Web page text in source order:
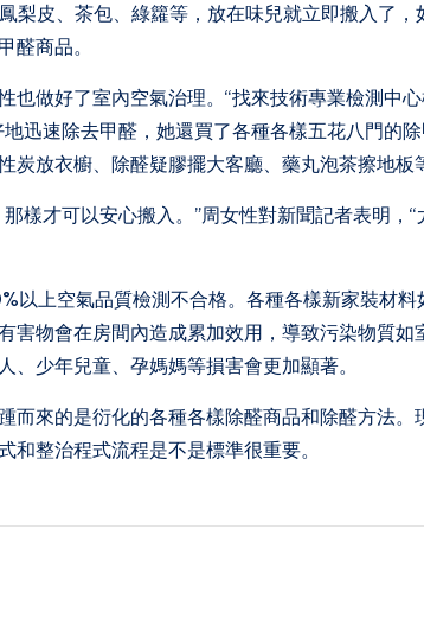
梨皮、茶包、綠籮等，放在味兒就立即搬入了，
醛商品。
也做好了室內空氣治理。“找來技術專業檢測中
迅速除去甲醛，她還買了各種各樣五花八門的
炭放衣櫥、除醛疑膠擺大客廳、藥丸泡茶擦地板
樣才可以安心搬入。”周女性對新聞記者表明，
以上空氣品質檢測不合格。各種各樣新家裝材料
害物會在房間內造成累加效用，導致污染物質如
少年兒童、孕媽媽等損害會更加顯著。
而來的是衍化的各種各樣除醛商品和除醛方法。
整治程式流程是不是標準很重要。